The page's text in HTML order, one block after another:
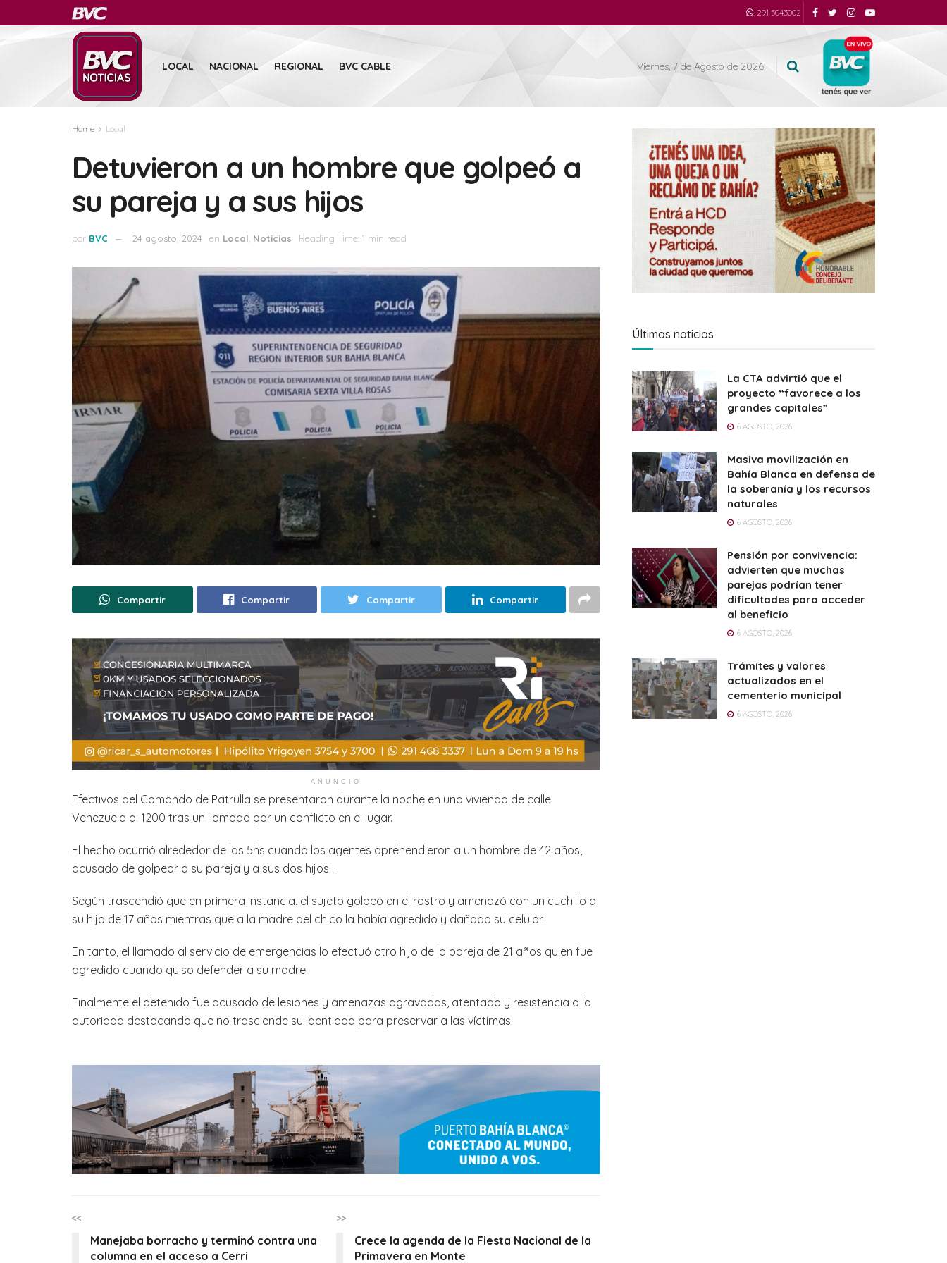
291 5043002
LOCAL NACIONAL REGIONAL BVC CABLE Viernes, 7 de Agosto de 2026
Home Local
Detuvieron a un hombre que golpeó a
su pareja y a sus hijos
por BVC 24 agosto, 2024 en Local Noticias Reading Time: 1 min read
Compartir Compartir Compartir Compartir
ANUNCIO
Efectivos del Comando de Patrulla se presentaron durante la noche en una vivienda de calle
Venezuela al 1200 tras un llamado por un conflicto en el lugar.
El hecho ocurrió alrededor de las 5hs cuando los agentes aprehendieron a un hombre de 42 años,
acusado de golpear a su pareja y a sus dos hijos .
Según trascendió que en primera instancia, el sujeto golpeó en el rostro y amenazó con un cuchillo a
su hijo de 17 años mientras que a la madre del chico la había agredido y dañado su celular.
En tanto, el llamado al servicio de emergencias lo efectuó otro hijo de la pareja de 21 años quien fue
agredido cuando quiso defender a su madre.
Finalmente el detenido fue acusado de lesiones y amenazas agravadas, atentado y resistencia a la
autoridad destacando que no trasciende su identidad para preservar a las víctimas.
<<
Manejaba borracho y terminó contra una
columna en el acceso a Cerri
>>
Crece la agenda de la Fiesta Nacional de la
Primavera en Monte
Últimas noticias
La CTA advirtió que el
proyecto “favorece a los
grandes capitales”
6 AGOSTO, 2026
Masiva movilización en
Bahía Blanca en defensa de
la soberanía y los recursos
naturales
6 AGOSTO, 2026
Pensión por convivencia:
advierten que muchas
parejas podrían tener
dificultades para acceder
al beneficio
6 AGOSTO, 2026
Trámites y valores
actualizados en el
cementerio municipal
6 AGOSTO, 2026